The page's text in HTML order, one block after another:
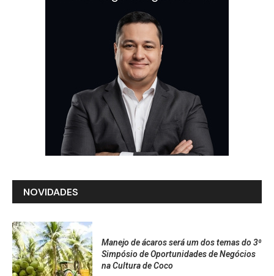
NOVIDADES
Manejo de ácaros será um dos temas do 3⁰
Simpósio de Oportunidades de Negócios
na Cultura de Coco